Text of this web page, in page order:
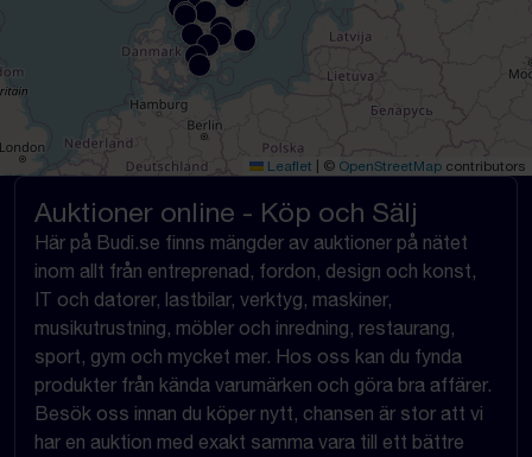
Leaflet © OpenStreetMap contributors
Auktioner online - Köp och Sälj
Här på Budi.se finns mängder av auktioner på nätet
inom allt från entreprenad, fordon, design och konst,
IT och datorer, lastbilar, verktyg, maskiner,
musikutrustning, möbler och inredning, restaurang,
sport, gym och mycket mer. Hos oss kan du fynda
produkter från kända varumärken och göra bra affärer.
Besök oss innan du köper nytt, chansen är stor att vi
har en auktion med exakt samma vara till ett bättre